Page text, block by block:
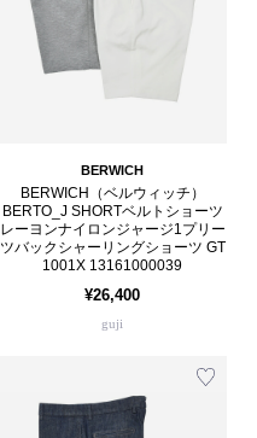
BERWICH
BERWICH（ベルウィッチ）
BERTO_J SHORTベルトショーツ
レーヨンナイロンジャージ1プリー
ツバックシャーリングショーツ GT
1001X 13161000039
¥26,400
guji